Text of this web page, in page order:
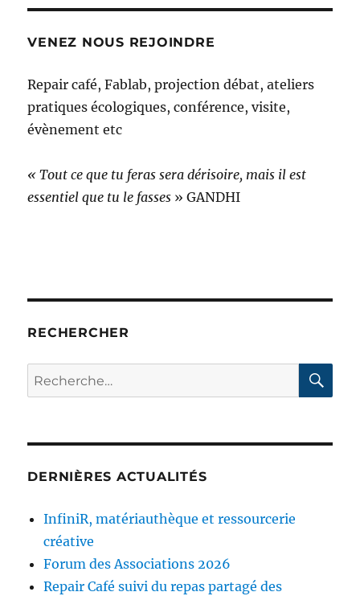
VENEZ NOUS REJOINDRE
Repair café, Fablab, projection débat, ateliers
pratiques écologiques, conférence, visite,
évènement etc
« Tout ce que tu feras sera dérisoire, mais il est
essentiel que tu le fasses » GANDHI
RECHERCHER
Recherche
pour :
DERNIÈRES ACTUALITÉS
InfiniR, matériauthèque et ressourcerie
créative
Forum des Associations 2026
Repair Café suivi du repas partagé des